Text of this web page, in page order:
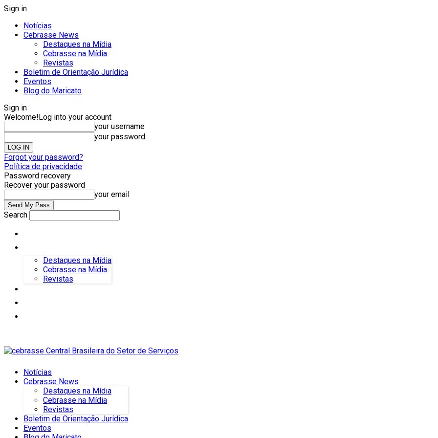
Sign in
Notícias
Cebrasse News
Destaques na Mídia
Cebrasse na Mídia
Revistas
Boletim de Orientação Jurídica
Eventos
Blog do Maricato
Sign in
Welcome!Log into your account
your username
your password
Forgot your password?
Política de privacidade
Password recovery
Recover your password
your email
Search
Destaques na Mídia
Cebrasse na Mídia
Revistas
Notícias
Cebrasse News
Destaques na Mídia
Cebrasse na Mídia
Revistas
Boletim de Orientação Jurídica
Eventos